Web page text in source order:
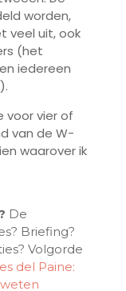
worden,
veel uit, ook
(het
iedereen
voor vier of
van de W-
waarover ik
De
Briefing?
Volgorde
del Paine: